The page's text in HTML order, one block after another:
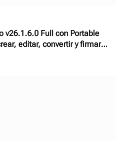
v26.1.6.0 Full con Portable
editar, convertir y firmar